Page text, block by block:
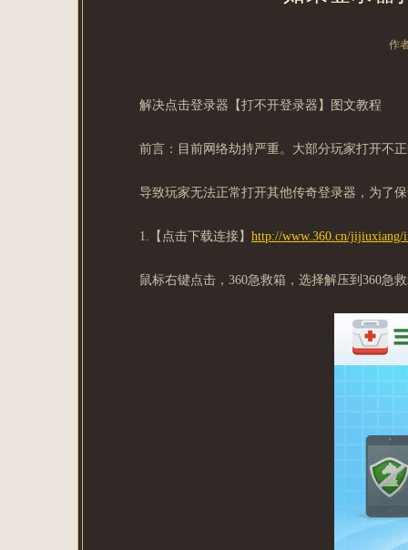
作
解决点击登录器【打不开登录器】图文教程
前言：目前网络劫持严重。大部分玩家打开不
导致玩家无法正常打开其他传奇登录器，为了
1.【点击下载连接】 http://www.360.cn/jijiuxiang/
鼠标右键点击，360急救箱，选择解压到360急